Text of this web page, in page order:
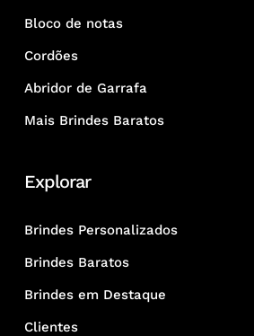
Bloco de notas
Cordões
Abridor de Garrafa
Mais Brindes Baratos
Explorar
Brindes Personalizados
Brindes Baratos
Brindes em Destaque
Clientes